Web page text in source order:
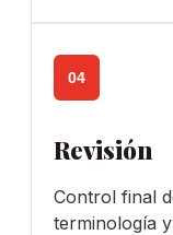
04
Revisión
Control final
terminología